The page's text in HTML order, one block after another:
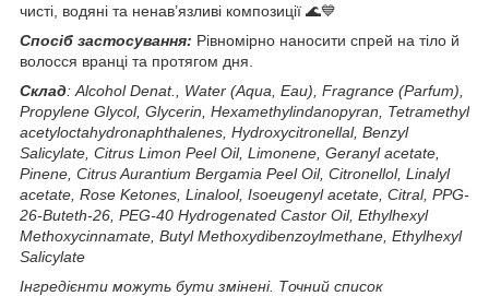
чисті, водяні та ненав’язливі композиції 🌊💙
Спосіб застосування: Рівномірно наносити спрей на тіло й
волосся вранці та протягом дня.
Склад: Alcohol Denat., Water (Aqua, Eau), Fragrance (Parfum),
Propylene Glycol, Glycerin, Hexamethylindanopyran, Tetramethyl
acetyloctahydronaphthalenes, Hydroxycitronellal, Benzyl
Salicylate, Citrus Limon Peel Oil, Limonene, Geranyl acetate,
Pinene, Citrus Aurantium Bergamia Peel Oil, Citronellol, Linalyl
acetate, Rose Ketones, Linalool, Isoeugenyl acetate, Citral, PPG-
26-Buteth-26, PEG-40 Hydrogenated Castor Oil, Ethylhexyl
Methoxycinnamate, Butyl Methoxydibenzoylmethane, Ethylhexyl
Salicylate
Інгредієнти можуть бути змінені. Точний список